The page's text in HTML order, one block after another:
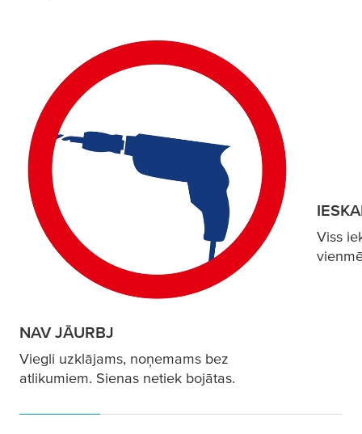
NAV JĀURBJ
Viegli uzklājams, noņemams bez
atlikumiem. Sienas netiek bojātas.
Viss